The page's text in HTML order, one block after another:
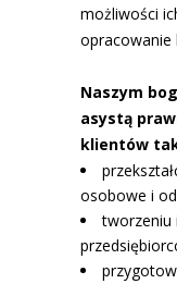
możliwości
opracowanie
Naszym
asystą
klientów
osobowe i
tworzeniu